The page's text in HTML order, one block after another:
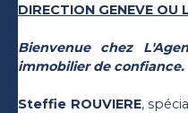
DIRECTION GENEVE OU
Bienvenue chez
immobilier de confiance.
Steffie ROUVIERE,